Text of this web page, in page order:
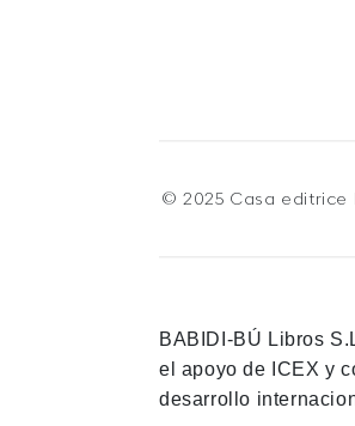
© 2025 Casa editrice
BABIDI-BÚ Libros
el apoyo de ICEX y
desarrollo